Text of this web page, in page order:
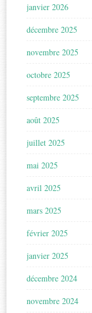
janvier 2026
décembre 2025
novembre 2025
octobre 2025
septembre 2025
août 2025
juillet 2025
mai 2025
avril 2025
mars 2025
février 2025
janvier 2025
décembre 2024
novembre 2024